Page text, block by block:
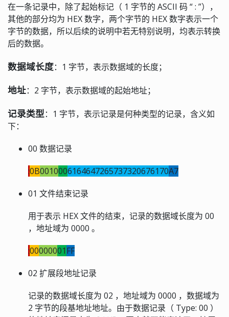
在一条记录中，除了起始标记（ 1 字节的 ASCII 码 “ : ”），
其他的部分均为 HEX 数字，两个字节的 HEX 数字表示一个
字节的数据，所以后续的说明中若无特别说明，均表示转换
后的数据。
数据域长度：1 字节，表示数据域的长度；
地址：2 字节，表示数据域的起始地址；
记录类型：1 字节，表示记录是何种类型的记录，含义如
下：
00 数据记录
:0B0010006164647265737320676170A7
01 文件结束记录
用于表示 HEX 文件的结束，记录的数据域长度为 00
，地址域为 0000 。
:00000001FF
02 扩展段地址记录
记录的数据域长度为 02 ，地址域为 0000 ，数据域为
2 字节的段基地址地址。由于数据记录（ Type: 00 ）